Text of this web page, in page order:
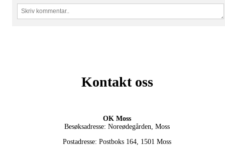
Kontakt oss
OK Moss
Besøksadresse: Noreødegården, Moss
Postadresse: Postboks 164, 1501 Moss